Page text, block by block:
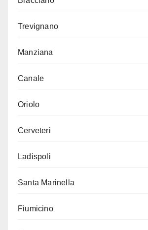
Trevignano
Manziana
Canale
Oriolo
Cerveteri
Ladispoli
Santa Marinella
Fiumicino